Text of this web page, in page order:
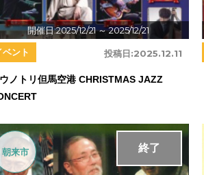
開催日:2025/12/21～ 2025/12/21
投稿日:2025.12.11
ベント
ノトリ但馬空港 CHRISTMAS JAZZ
終了
朝来市